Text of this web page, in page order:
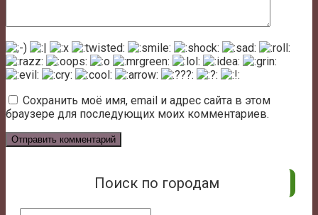
Сохранить моё имя, email и адрес сайта в этом
браузере для последующих моих комментариев.
Поиск по городам